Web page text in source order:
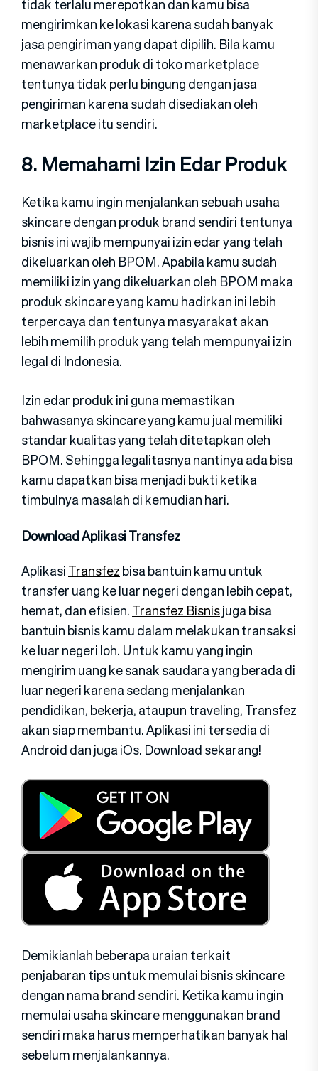
tidak terlalu merepotkan dan kamu bisa
mengirimkan ke lokasi karena sudah banyak
jasa pengiriman yang dapat dipilih. Bila kamu
menawarkan produk di toko marketplace
tentunya tidak perlu bingung dengan jasa
pengiriman karena sudah disediakan oleh
marketplace itu sendiri.
8. Memahami Izin Edar Produk
Ketika kamu ingin menjalankan sebuah usaha
skincare dengan produk brand sendiri tentunya
bisnis ini wajib mempunyai izin edar yang telah
dikeluarkan oleh BPOM. Apabila kamu sudah
memiliki izin yang dikeluarkan oleh BPOM maka
produk skincare yang kamu hadirkan ini lebih
terpercaya dan tentunya masyarakat akan
lebih memilih produk yang telah mempunyai izin
legal di Indonesia.
Izin edar produk ini guna memastikan
bahwasanya skincare yang kamu jual memiliki
standar kualitas yang telah ditetapkan oleh
BPOM. Sehingga legalitasnya nantinya ada bisa
kamu dapatkan bisa menjadi bukti ketika
timbulnya masalah di kemudian hari.
Download Aplikasi Transfez
AplikasiTransfezbisa bantuin kamu untuk
transfer uang ke luar negeri dengan lebih cepat,
hemat, dan efisien.Transfez Bisnisjuga bisa
bantuin bisnis kamu dalam melakukan transaksi
ke luar negeri loh. Untuk kamu yang ingin
mengirim uang ke sanak saudara yang berada di
luar negeri karena sedang menjalankan
pendidikan, bekerja, ataupun traveling, Transfez
akan siap membantu. Aplikasi ini tersedia di
Android dan juga iOs. Download sekarang!
Demikianlah beberapa uraian terkait
penjabaran tips untuk memulai bisnis skincare
dengan nama brand sendiri. Ketika kamu ingin
memulai usaha skincare menggunakan brand
sendiri maka harus memperhatikan banyak hal
sebelum menjalankannya.